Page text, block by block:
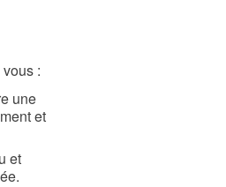
:
une
et
et